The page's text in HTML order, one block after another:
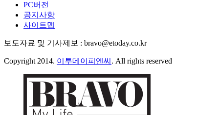
PC버전
공지사항
사이트맵
보도자료 및 기사제보 : bravo@etoday.co.kr
Copyright 2014. 이투데이피엔씨 . All rights reserved